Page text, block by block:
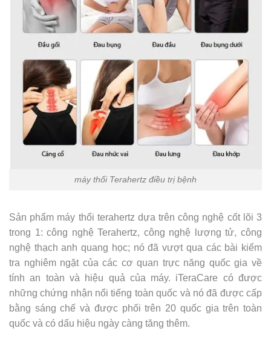
máy thổi Terahertz điều trị bệnh
Sản phẩm máy thổi terahertz dựa trên công nghệ cốt lõi 3
trong 1: công nghệ Terahertz, công nghệ lượng tử, công
nghệ thạch anh quang học; nó đã vượt qua các bài kiểm
tra nghiêm ngặt của các cơ quan trực năng quốc gia về
tính an toàn và hiệu quả của máy. iTeraCare có được
những chứng nhận nổi tiếng toàn quốc và nó đã được cấp
bằng sáng chế và được phối trên 20 quốc gia trên toàn
quốc và có dấu hiệu ngày càng tăng thêm.